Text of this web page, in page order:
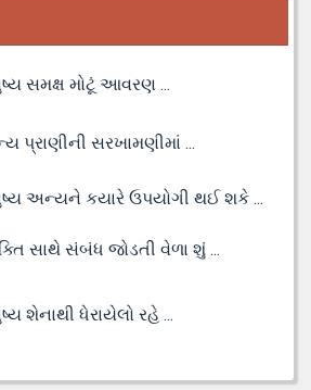
સમક્ષ મોટૂં આવરણ ...
પ્રાણીની સરખામણીમાં ...
અન્યને કયારે ઉપયોગી થઈ શકે ...
સાથે સંબંધ જોડતી વેળા શું ...
શેનાથી ધેરાયેલો રહે ...